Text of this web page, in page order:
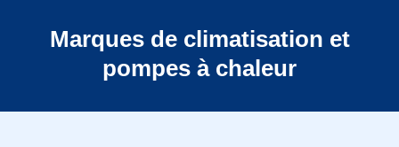
Marques de climatisation et
pompes à chaleur